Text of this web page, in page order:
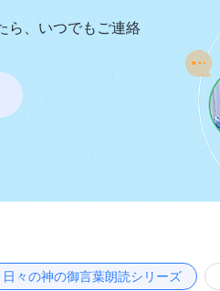
の人々が神の働きと言葉を受
る。私たちは、いかなる国家
働きを妨害し、
に抵
逆らう者は地獄に送られる。
上から一掃され、消滅する。
、人類の運命に留意し、ひい
子孫がヤーウェの約束の下に
に、人類全体が神の祝福の下
ようなものである。誰も神を
注意深く耳を傾け、神を探し
い者は圧倒的な災難を被り、当
『神の出現と働き』「附録2：神は
力も神が成し遂げようと願って
得た。
とした。休む場所なく 苦しみに耐えながら
ら、いつでもご連絡
日々の神の御言葉朗読シリーズ